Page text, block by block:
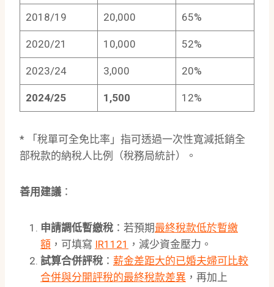
2018/19 20,000 65%
2020/21 10,000 52%
2023/24 3,000 20%
2024/25 1,500 12%
* 「稅單可全免比率」指可透過一次性寬減抵銷全
部稅款的納稅人比例（稅務局統計）。
善用建議 ：
申請調低暫繳稅 ：若預期最終稅款低於暫繳
額 ，可填寫 IR1121 ，減少資金壓力。
試算合併評稅 ： 薪金差距大的已婚夫婦可比較
合併與分開評稅的最終稅款差異 ，再加上